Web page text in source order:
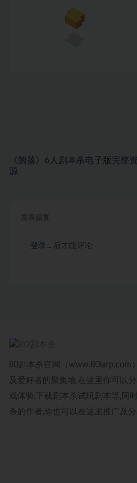
《阙落》6人剧本杀电子版完整资
源
登录... 后才能评论
80剧本杀官网（www.80larp.com
及爱好者的聚集地,在这里你可以
戏体验,下载剧本杀试玩剧本等,同
杀的作者,你也可以在这里推广及分